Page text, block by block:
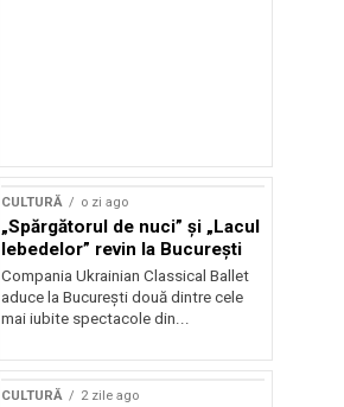
CULTURĂ o zi ago
„Spărgătorul de nuci” și „Lacul
lebedelor” revin la București
Compania Ukrainian Classical Ballet
aduce la București două dintre cele
mai iubite spectacole din...
CULTURĂ 2 zile ago